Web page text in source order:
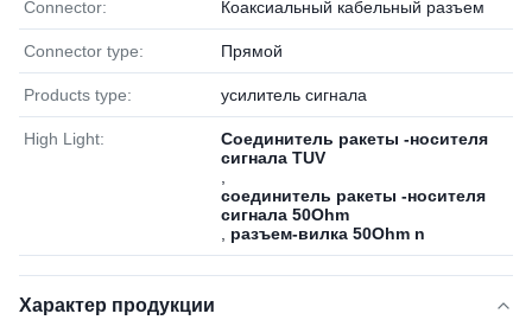
Connector: Коаксиальный кабельный разъем
Connector type: Прямой
Products type: усилитель сигнала
High Light:
Соединитель ракеты -носителя
сигнала TUV
соединитель ракеты -носителя
сигнала 50Ohm
разъем-вилка 50Ohm n
Характер продукции